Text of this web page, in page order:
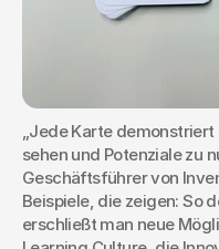
„Jede Karte demonstriert
sehen und Potenziale zu
Geschäftsführer von
Beispiele, die zeigen: So
erschließt man neue